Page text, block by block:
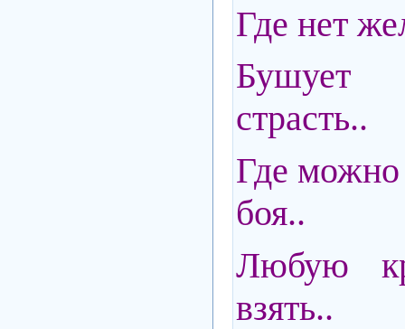
Где нет
страсть..
Где можно
боя..
Любую
взять..